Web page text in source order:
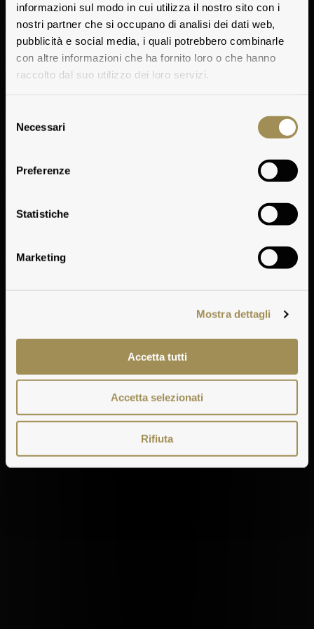
informazioni sul modo in cui utilizza il nostro sito con i
nostri partner che si occupano di analisi dei dati web,
pubblicità e social media, i quali potrebbero combinarle
con altre informazioni che ha fornito loro o che hanno
raccolto dal suo utilizzo dei loro servizi.
delNecessari
Preferenze
Statistiche
Marketing
Mostra dettagli
Accetta tutti
Accetta selezionati
Rifiuta
Tasting Notes